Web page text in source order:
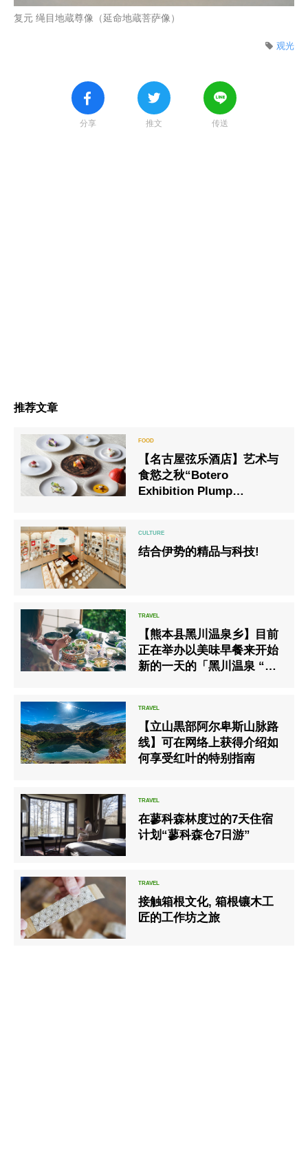
复元 绳目地蔵尊像（延命地蔵菩萨像）
观光
分享 推文 传送
推荐文章
【名古屋弦乐酒店】艺术与
食慾之秋“Botero
Exhibition Plump
结合伊势的精品与科技!
【熊本县黑川温泉乡】目前
正在举办以美味早餐来开始
新的一天的「黑川温泉 “早
【立山黒部阿尔卑斯山脉路
线】可在网络上获得介绍如
何享受红叶的特别指南
在蓼科森林度过的7天住宿
计划“蓼科森仓7日游”
接触箱根文化, 箱根镶木工
匠的工作坊之旅